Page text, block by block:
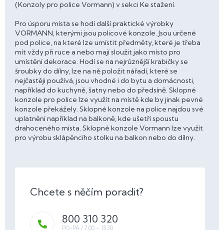
(Konzoly pro police Vormann) v sekci Ke stažení.
Pro úsporu místa se hodí další praktické výrobky
VORMANN, kterými jsou policové konzole. Jsou určené
pod police, na které lze umístit předměty, které je třeba
mít vždy při ruce a nebo mají sloužit jako místo pro
umístění dekorace. Hodí se na nejrůznější krabičky se
šroubky do dílny, lze na ně položit nářadí, které se
nejčastěji používá, jsou vhodné i do bytu a domácnosti,
například do kuchyně, šatny nebo do předsíně. Sklopné
konzole pro police lze využít na místě kde by jinak pevné
konzole překážely. Sklopné konzole na police najdou své
uplatnění například na balkoně, kde ušetří spoustu
drahoceného místa. Sklopné konzole Vormann lze využít
pro výrobu sklápěncího stolku na balkon nebo do dílny.
800 310 320